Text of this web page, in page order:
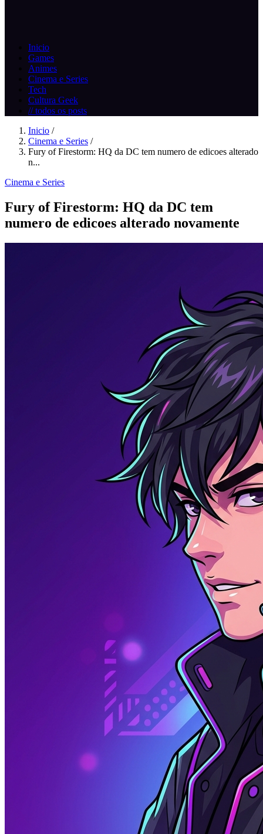
Inicio
Games
Animes
Cinema e Series
Tech
Cultura Geek
// todos os posts
Inicio /
Cinema e Series /
Fury of Firestorm: HQ da DC tem numero de edicoes alterado
n...
Cinema e Series
Fury of Firestorm: HQ da DC tem
numero de edicoes alterado novamente